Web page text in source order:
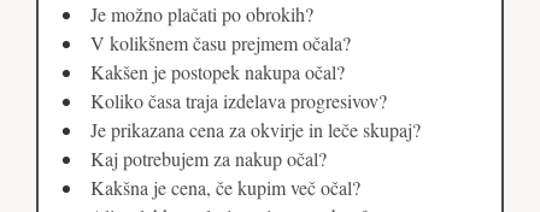
Je možno plačati po obrokih?
V kolikšnem času prejmem očala?
Kakšen je postopek nakupa očal?
Koliko časa traja izdelava progresivov?
Je prikazana cena za okvirje in leče skupaj?
Kaj potrebujem za nakup očal?
Kakšna je cena, če kupim več očal?